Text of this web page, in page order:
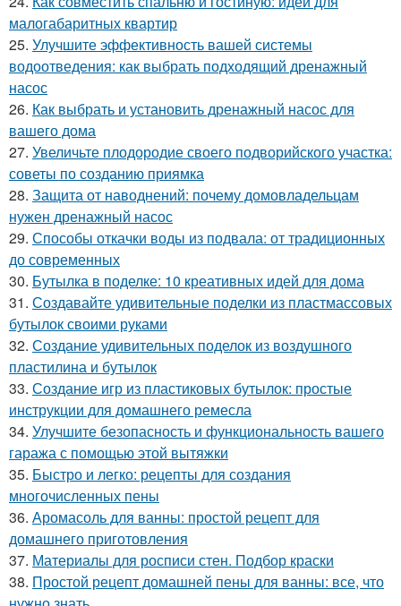
малогабаритных квартир
25. Улучшите эффективность вашей системы
водоотведения: как выбрать подходящий дренажный
насос
26. Как выбрать и установить дренажный насос для
вашего дома
27. Увеличьте плодородие своего подворийского участка:
советы по созданию приямка
28. Защита от наводнений: почему домовладельцам
нужен дренажный насос
29. Способы откачки воды из подвала: от традиционных
до современных
30. Бутылка в поделке: 10 креативных идей для дома
31. Создавайте удивительные поделки из пластмассовых
бутылок своими руками
32. Создание удивительных поделок из воздушного
пластилина и бутылок
33. Создание игр из пластиковых бутылок: простые
инструкции для домашнего ремесла
34. Улучшите безопасность и функциональность вашего
гаража с помощью этой вытяжки
35. Быстро и легко: рецепты для создания
многочисленных пены
36. Аромасоль для ванны: простой рецепт для
домашнего приготовления
37. Материалы для росписи стен. Подбор краски
38. Простой рецепт домашней пены для ванны: все, что